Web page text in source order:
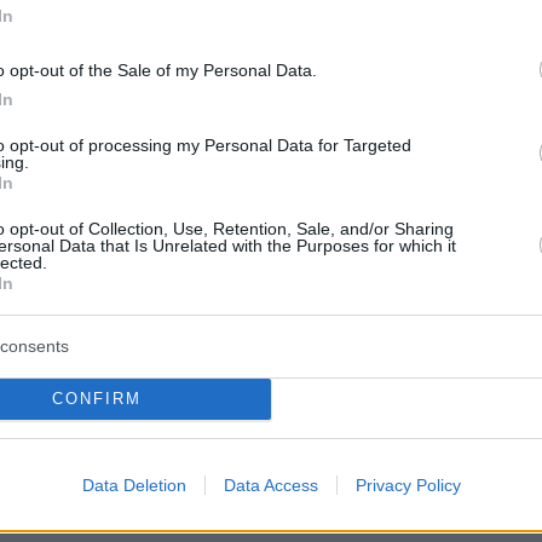
opt-out of the Sale of my Personal Data.
opt-out of processing my Personal Data for Targeted
opt-out of Collection, Use, Retention, Sale, and/or Sharing
Data that Is Unrelated with the Purposes for which it
CONFIRM
Data Deletion Data Access Privacy Policy
«Η θέση του κυρίου Ανδρουλάκη για το
ασέβειαείναι και πολιτικά εξωφρενική»,
εκπρόσωπος Γιάννης Οικονόμου,
ότι «λέει ψηφίστε με αλλά ο πρωθυπουργός
Χ”
ότι δεν έχουν ένα σαφές
περιεχόμενο και έχουν τελικά μεγάλο
σε μία ακυβερνησία στη χώρα», είπε με τη
Επικρατείας
Ο Άδωνις Γεωργιάδης με τη σειρά του
την τοποθέτηση του κ.